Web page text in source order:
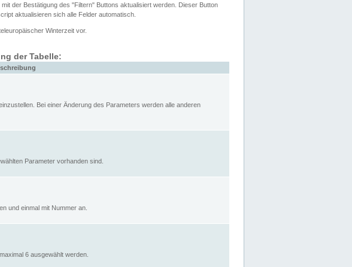
der Bestätigung des "Filtern" Buttons aktualisiert werden. Dieser Button
aktualisieren sich alle Felder automatisch.
Winterzeit vor.
der Tabelle:
Bei einer Änderung des Parameters werden alle anderen
Parameter vorhanden sind.
und einmal mit Nummer an.
6 ausgewählt werden.